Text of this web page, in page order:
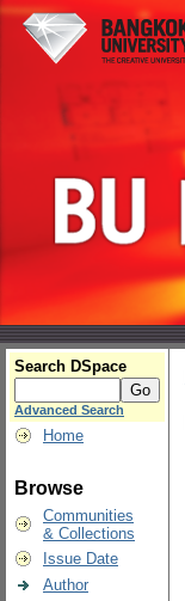
Search DSpace
Advanced Search
Home
Browse
Communities
& Collections
Issue Date
Author